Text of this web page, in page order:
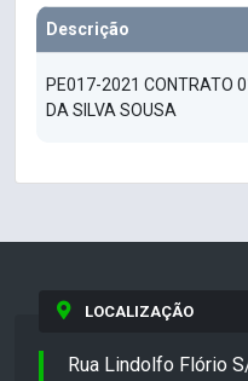
Descrição
PE017-2021 CONTRATO
DA SILVA SOUSA
LOCALIZAÇÃO
Rua Lindolfo Flório